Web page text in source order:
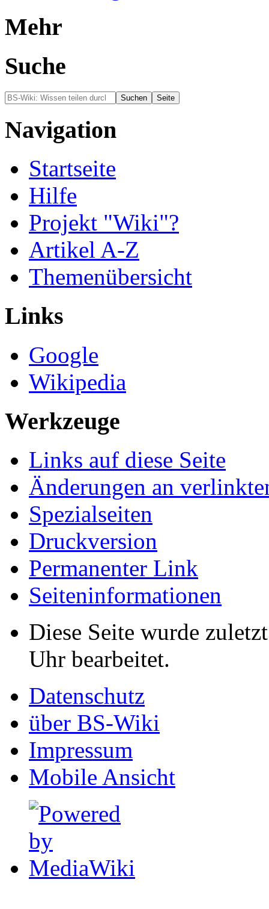
Mehr
Suche
Navigation
Startseite
Hilfe
Projekt "Wiki"?
Artikel A-Z
Themenübersicht
Links
Google
Wikipedia
Werkzeuge
Links auf diese Seite
Änderungen an
Spezialseiten
Druckversion
Permanenter Link
Seiten­informationen
Diese Seite wurde
Uhr bearbeitet.
Datenschutz
über BS-Wiki
Impressum
Mobile Ansicht